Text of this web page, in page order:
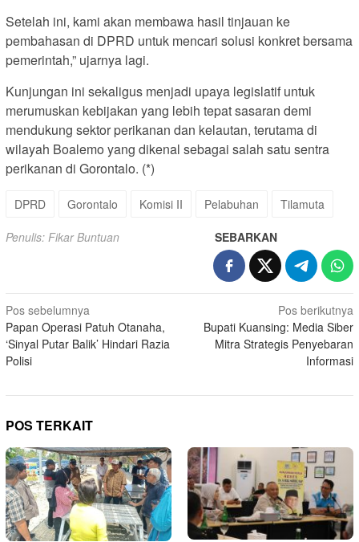
Setelah ini, kami akan membawa hasil tinjauan ke
pembahasan di DPRD untuk mencari solusi konkret bersama
pemerintah,” ujarnya lagi.
Kunjungan ini sekaligus menjadi upaya legislatif untuk
merumuskan kebijakan yang lebih tepat sasaran demi
mendukung sektor perikanan dan kelautan, terutama di
wilayah Boalemo yang dikenal sebagai salah satu sentra
perikanan di Gorontalo. (*)
DPRD Gorontalo Komisi II Pelabuhan Tilamuta
Penulis: Fikar Buntuan SEBARKAN
Navigasi
pos
Pos sebelumnya
Papan Operasi Patuh Otanaha,
‘Sinyal Putar Balik’ Hindari Razia
Polisi
Pos berikutnya
Bupati Kuansing: Media Siber
Mitra Strategis Penyebaran
Informasi
POS TERKAIT